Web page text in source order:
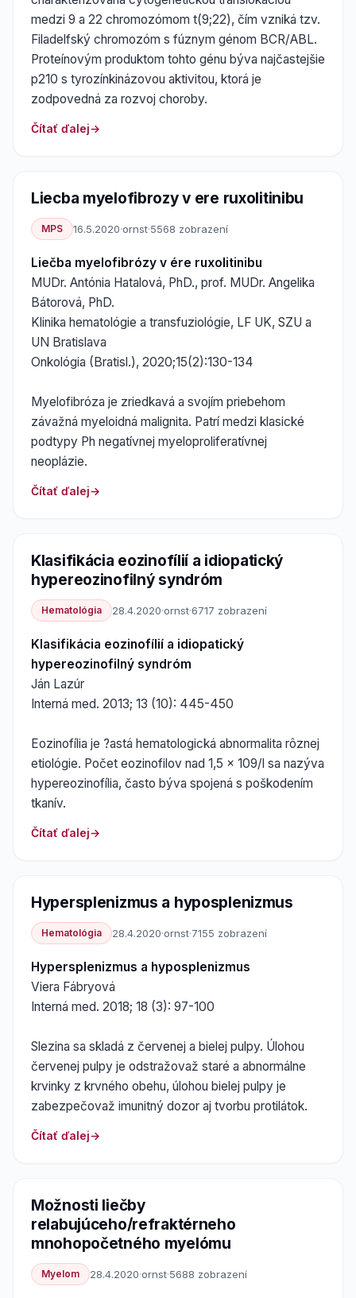
medzi 9 a 22 chromozómom t(9;22), čím vzniká tzv.
Filadelfský chromozóm s fúznym génom BCR/ABL.
Proteínovým produktom tohto génu býva najčastejšie
p210 s tyrozínkinázovou aktivitou, ktorá je
zodpovedná za rozvoj choroby.
Čítať ďalej
Liecba myelofibrozy v ere ruxolitinibu
MPS 16.5.2020·ornst·5568 zobrazení
Liečba myelofibrózy v ére ruxolitinibu
MUDr. Antónia Hatalová, PhD., prof. MUDr. Angelika
Bátorová, PhD.
Klinika hematológie a transfuziológie, LF UK, SZU a
UN Bratislava
Onkológia (Bratisl.), 2020;15(2):130-134
Myelofibróza je zriedkavá a svojím priebehom
závažná myeloidná malignita. Patrí medzi klasické
podtypy Ph negatívnej myeloproliferatívnej
neoplázie.
Čítať ďalej
Klasifikácia eozinofílií a idiopatický
hypereozinofilný syndróm
Hematológia 28.4.2020·ornst·6717 zobrazení
Klasifikácia eozinofílií a idiopatický
hypereozinofilný syndróm
Ján Lazúr
Interná med. 2013; 13 (10): 445-450
Eozinofília je ?astá hematologická abnormalita rôznej
etiológie. Počet eozinofilov nad 1,5 x 109/l sa nazýva
hypereozinofília, často býva spojená s poškodením
tkanív.
Čítať ďalej
Hypersplenizmus a hyposplenizmus
Hematológia 28.4.2020·ornst·7155 zobrazení
Hypersplenizmus a hyposplenizmus
Viera Fábryová
Interná med. 2018; 18 (3): 97-100
Slezina sa skladá z červenej a bielej pulpy. Úlohou
červenej pulpy je odstražovaž staré a abnormálne
krvinky z krvného obehu, úlohou bielej pulpy je
zabezpečovaž imunitný dozor aj tvorbu protilátok.
Čítať ďalej
Možnosti liečby
relabujúceho/refraktérneho
mnohopočetného myelómu
Myelom 28.4.2020·ornst·5688 zobrazení